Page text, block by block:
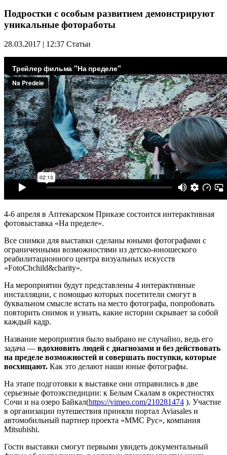
Подростки с особым развитием демонстрируют
уникальные фотоработы
28.03.2017 | 12:37 Статьи
4-6 апреля в Аптекарском Приказе состоится интерактивная
фотовыставка «На пределе».
Все снимки для выставки сделаны юными фотографами с
ограниченными возможностями из детско-юношеского
реабилитационного центра визуальных искусств
«FotoChchild&charity».
На мероприятии будут представлены 4 интерактивные
инсталляции, с помощью которых посетители смогут в
буквальном смысле встать на место фотографа, попробовать
повторить снимок и узнать, какие истории скрывает за собой
каждый кадр.
Название мероприятия было выбрано не случайно, ведь его
задача — вдохновить людей с диагнозами и без действовать
на пределе возможностей и совершать поступки, которые
восхищают. Как это делают наши юные фотографы.
На этапе подготовки к выставке они отправились в две
серьезные фотоэкспедиции: к Белым Скалам в окрестностях
Сочи и на озеро Байкал(https://vimeo.com/210281474 ). Участие
в организации путешествия приняли портал Aviasales и
автомобильный партнер проекта «ММС Рус», компания
Mitsubishi.
Гости выставки смогут первыми увидеть документальный